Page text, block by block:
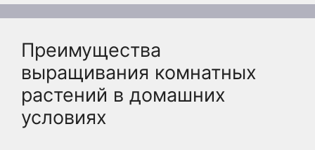
Преимущества
выращивания комнатных
растений в домашних
условиях